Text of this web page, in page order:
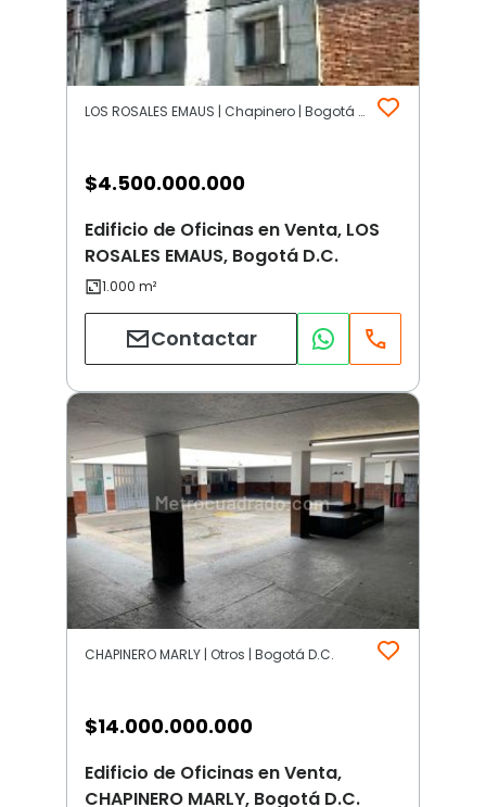
LOS ROSALES EMAUS | Chapinero | Bogotá D.C.
$4.500.000.000
Edificio de Oficinas en Venta, LOS
ROSALES EMAUS, Bogotá D.C.
Contactar
CHAPINERO MARLY | Otros | Bogotá D.C.
$14.000.000.000
Edificio de Oficinas en Venta,
CHAPINERO MARLY, Bogotá D.C.